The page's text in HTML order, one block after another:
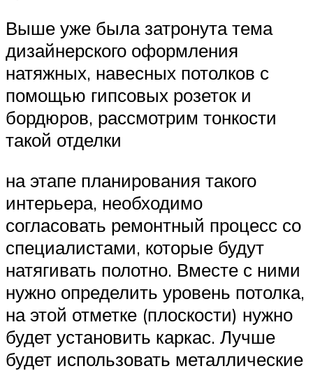
Выше уже была затронута тема
дизайнерского оформления
натяжных, навесных потолков с
помощью гипсовых розеток и
бордюров, рассмотрим тонкости
такой отделки
на этапе планирования такого
интерьера, необходимо
согласовать ремонтный процесс со
специалистами, которые будут
натягивать полотно. Вместе с ними
нужно определить уровень потолка,
на этой отметке (плоскости) нужно
будет установить каркас. Лучше
будет использовать металлические